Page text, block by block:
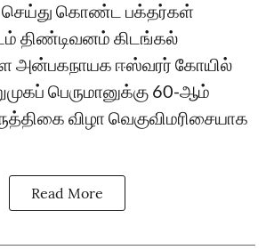
செய்து கொண்ட பக்தர்கள்
திண்டிவனம் கிடங்கல்
அன்பகநாயக ஈஸ்வரர் கோயில்
பெருமானுக்கு 60-ஆம்
விழா வெகுவிமரிசையாக
Read More